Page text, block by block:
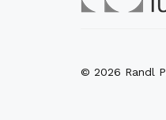
© 2026 Randl